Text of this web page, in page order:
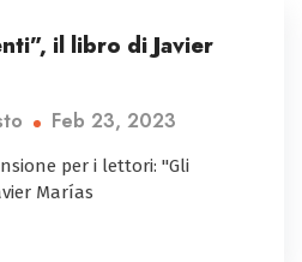
il libro di Javier
Feb 23, 2023
per i lettori: "Gli
Marías